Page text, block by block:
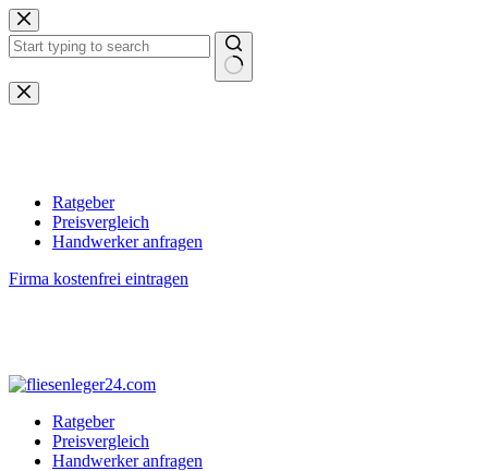
Zum
Inhalt
springen
Keine
Ergebnisse
Ratgeber
Preisvergleich
Handwerker anfragen
Firma kostenfrei eintragen
Ratgeber
Preisvergleich
Handwerker anfragen